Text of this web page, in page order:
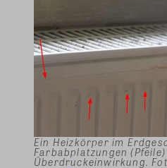
Ein Heizkörper im
Farbabplatzungen
Überdruckeinwirkung.